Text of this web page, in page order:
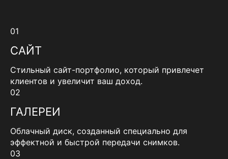
01
САЙТ
Стильный сайт-портфолио, который привлечет
клиентов и увеличит ваш доход.
02
ГАЛЕРЕИ
Облачный диск, созданный специально для
эффектной и быстрой передачи снимков.
03